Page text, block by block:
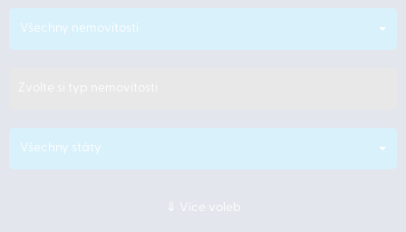
Všechny nemovitosti
Všechny státy
Více voleb